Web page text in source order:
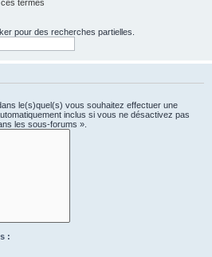
ces termes
pour des recherches partielles.
le(s)quel(s) vous souhaitez effectuer une
inclus si vous ne désactivez pas
les sous-forums ».
: